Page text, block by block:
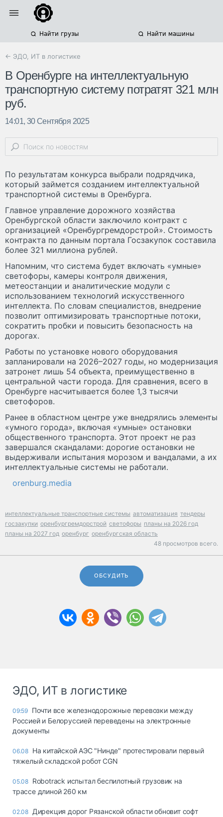
Найти грузы Найти машины
← ЭДО, ИТ в логистике
В Оренбурге на интеллектуальную
транспортную систему потратят 321 млн
руб.
14:01, 30 Сентября 2025
По результатам конкурса выбрали подрядчика,
который займется созданием интеллектуальной
транспортной системы в Оренбурга.
Главное управление дорожного хозяйства
Оренбургской области заключило контракт с
организацией «Оренбургремдорстрой». Стоимость
контракта по данным портала Госзакупок составила
более 321 миллиона рублей.
Напомним, что система будет включать «умные»
светофоры, камеры контроля движения,
метеостанции и аналитические модули с
использованием технологий искусственного
интеллекта. По словам специалистов, внедрение
позволит оптимизировать транспортные потоки,
сократить пробки и повысить безопасность на
дорогах.
Работы по установке нового оборудования
запланировали на 2026–2027 годы, но модернизация
затронет лишь 54 объекта, преимущественно в
центральной части города. Для сравнения, всего в
Оренбурге насчитывается более 1,3 тысячи
светофоров.
Ранее в областном центре уже внедрялись элементы
«умного города», включая «умные» остановки
общественного транспорта. Этот проект не раз
завершался скандалами: дорогие остановки не
выдерживали испытания морозом и вандалами, а их
интеллектуальные системы не работали.
orenburg.media
интеллектуальные транспортные системы автоматизация тендеры
госзакупки оренбургремдорстрой светофоры планы на 2026 год
планы на 2027 год оренбург оренбургская область
48 просмотров всего.
ОБСУДИТЬ
ЭДО, ИТ в логистике
09:59 Почти все железнодорожные перевозки между
Россией и Белоруссией переведены на электронные
документы
06.08 На китайской АЭС "Нинде" протестировали первый
тяжелый складской робот CGN
05.08 Robotrack испытал беспилотный грузовик на
трассе длиной 260 км
02.08 Дирекция дорог Рязанской области обновит софт